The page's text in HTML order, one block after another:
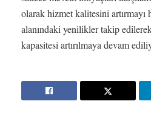
olarak hizmet kalitesini artırmayı
alanındaki yenilikler takip
kapasitesi artırılmaya devam